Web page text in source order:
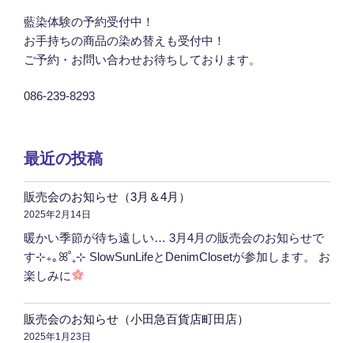
藍染体験の予約受付中！
お手持ちの商品の染め替えも受付中！
ご予約・お問い合わせお待ちしております。
086-239-8293
最近の投稿
販売会のお知らせ（3月＆4月）
2025年2月14日
暖かい季節が待ち遠しい… 3月4月の販売会のお知らせで
す⊹₊｡ꕤ˚₊⊹ SlowSunLifeとDenimClosetが参加します。 お
楽しみに
販売会のお知らせ（小田急百貨店町田店）
2025年1月23日